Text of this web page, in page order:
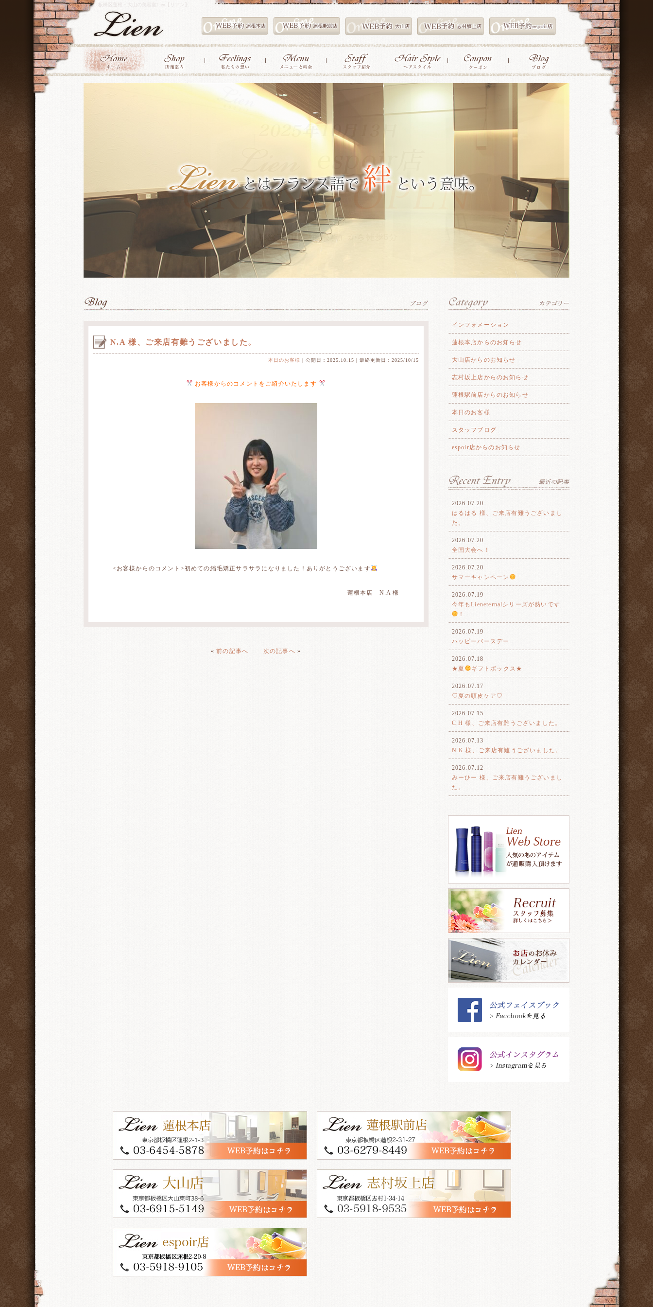
板橋区蓮根・大山の美容室Lien【リアン】
N.A 様、ご来店有難うございました。
本日のお客様 | 公開日：2025.10.15｜最終更新日：2025/10/15
お客様からのコメントをご紹介いたします
<お客様からのコメント>初めての縮毛矯正サラサラになりました！ありがとうございます
蓮根本店 N.A 様
«前の記事へ 次の記事へ »
インフォメーション
蓮根本店からのお知らせ
大山店からのお知らせ
志村坂上店からのお知らせ
蓮根駅前店からのお知らせ
本日のお客様
スタッフブログ
espoir店からのお知らせ
2026.07.20
はるはる 様、ご来店有難うございまし
た。
2026.07.20
全国大会へ！
2026.07.20
サマーキャンペーン
2026.07.19
今年もLieneternalシリーズが熱いです
！
2026.07.19
ハッピーバースデー
2026.07.18
★夏
ギフトボックス★
2026.07.17
♡夏の頭皮ケア♡
2026.07.15
C.H 様、ご来店有難うございました。
2026.07.13
N.K 様、ご来店有難うございました。
2026.07.12
みーひー 様、ご来店有難うございまし
た。